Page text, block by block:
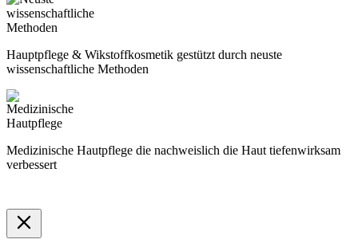
Hauptpflege & Wikstoffkosmetik gestützt durch neuste
wissenschaftliche Methoden
Medizinische Hautpflege die nachweislich die Haut tiefenwirksam
verbessert